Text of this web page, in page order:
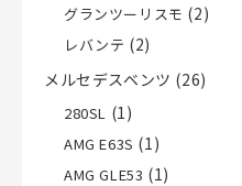
グランツーリスモ (2)
レバンテ (2)
メルセデスベンツ (26)
280SL (1)
AMG E63S (1)
AMG GLE53 (1)